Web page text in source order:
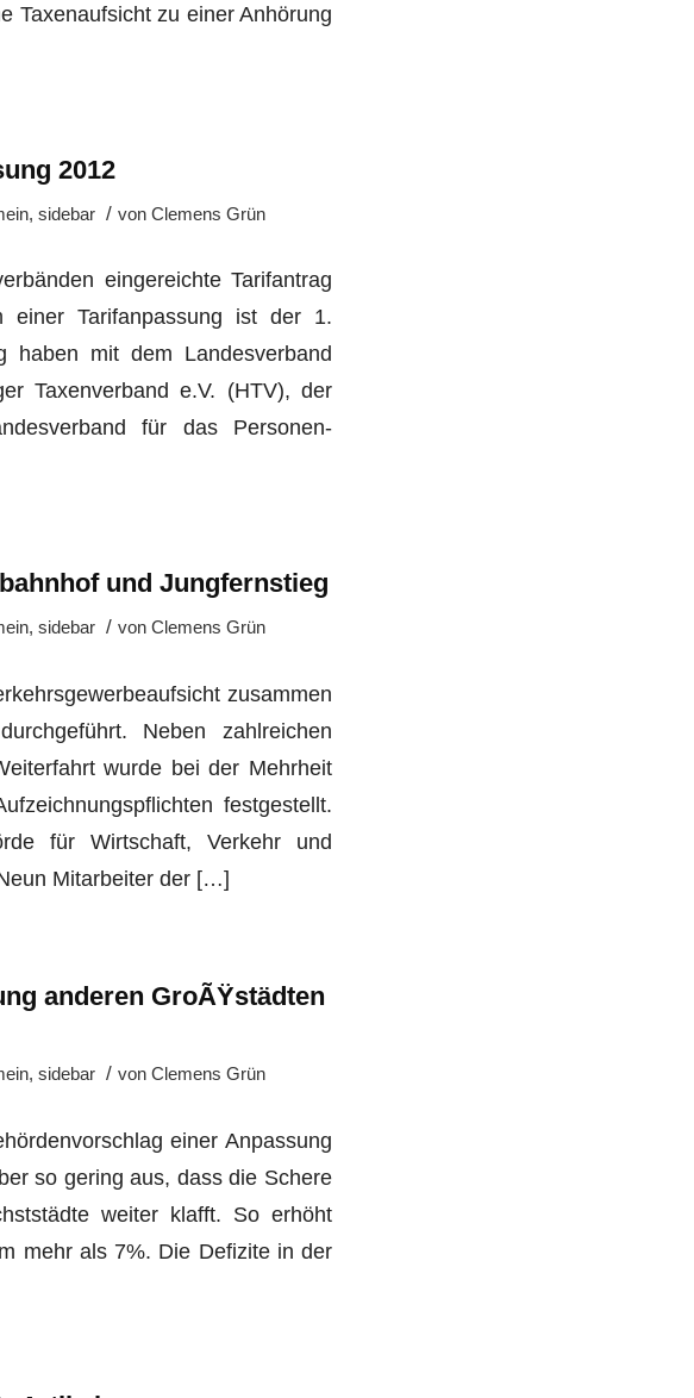
Taxenaufsicht zu einer Anhörung
2012
, sidebar / von Clemens Grün
eingereichte Tarifantrag
einer Tarifanpassung ist der 1.
haben mit dem Landesverband
Taxenverband e.V. (HTV), der
für das Personen-
und Jungfernstieg
, sidebar / von Clemens Grün
zusammen
Neben zahlreichen
wurde bei der Mehrheit
festgestellt.
für Wirtschaft, Verkehr und
Mitarbeiter der […]
anderen GroÃŸstädten
, sidebar / von Clemens Grün
einer Anpassung
so gering aus, dass die Schere
weiter klafft. So erhöht
mehr als 7%. Die Defizite in der